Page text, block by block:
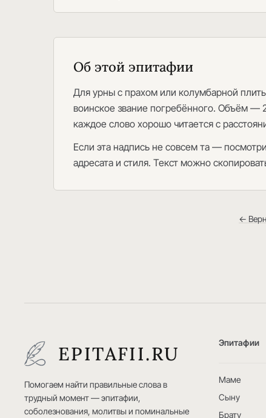
Об этой эпитафии
Для урны с прахом или колумбарной
воинское звание погребённого. Объём —
каждое слово хорошо читается с
Если эта надпись не совсем та —
адресата и стиля. Текст можно
←
EPITAFII.RU
Помогаем найти правильные слова в
трудный момент — эпитафии,
соболезнования, молитвы и поминальные
Эпитафии
Маме
Сыну
Брату